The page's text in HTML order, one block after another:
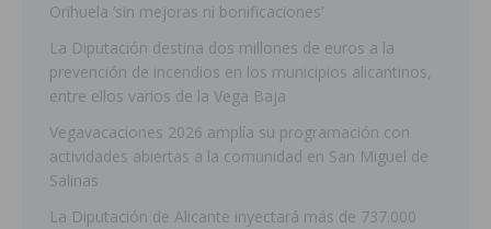
Orihuela ‘sin mejoras ni bonificaciones’
La Diputación destina dos millones de euros a la
prevención de incendios en los municipios alicantinos,
entre ellos varios de la Vega Baja
Vegavacaciones 2026 amplía su programación con
actividades abiertas a la comunidad en San Miguel de
Salinas
La Diputación de Alicante inyectará más de 737.000